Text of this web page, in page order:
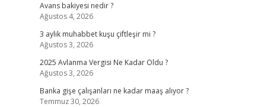
Avans bakiyesi nedir ?
Ağustos 4, 2026
3 aylık muhabbet kuşu çiftleşir mi ?
Ağustos 3, 2026
2025 Avlanma Vergisi Ne Kadar Oldu ?
Ağustos 3, 2026
Banka gişe çalışanları ne kadar maaş alıyor ?
Temmuz 30, 2026